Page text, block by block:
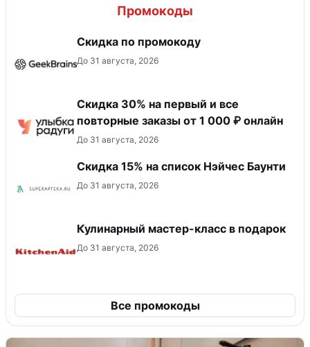
Промокоды
Скидка по промокоду
До 31 августа, 2026
Скидка 30% на первый и все
повторные заказы от 1 000 ₽ онлайн
До 31 августа, 2026
Скидка 15% на список Нэйчес Баунти
До 31 августа, 2026
Кулинарный мастер-класс в подарок
До 31 августа, 2026
Все промокоды